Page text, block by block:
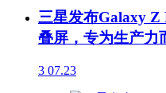
三星发布Galaxy Z
叠屏，专为生产力
3 07.23